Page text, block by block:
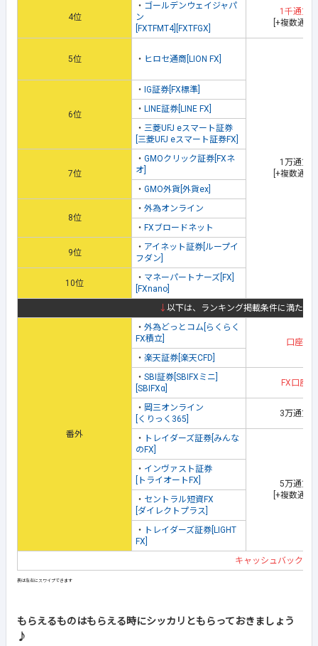
4位
・ ゴールデンウェイジャパ
ン
[FXTFMT4][FXTFGX]
1千通貨
[+複数通貨
5位 ・ ヒロセ通商[LION FX]
1万通貨
[+複数通貨
6位
・ IG証券[FX標準]
・ LINE証券[LINE FX]
・ 三菱UFJ eスマート証券
[三菱UFJ eスマート証券FX]
7位
・ GMOクリック証券[FXネ
オ]
・ GMO外貨[外貨ex]
8位
・ 外為オンライン
・ FXブロードネット
9位
・ アイネット証券[ループイ
フダン]
10位
・ マネーパートナーズ[FX]
[FXnano]
↓ 以下は、ランキング掲載条件に満たな
番外
・ 外為どっとコム[らくらく
FX積立]
口座開
・ 楽天証券[楽天CFD]
・ SBI証券[SBIFXミニ]
[SBIFXα]
FX口座
・ 岡三オンライン
[くりっく365]
3万通貨
・
トレイダーズ証券[みんな
のFX]
5万通貨
[+複数通貨
・ インヴァスト証券
[トライオートFX]
・ セントラル短資FX
[ダイレクトプラス]
・
トレイダーズ証券[LIGHT
FX]
キャッシュバック企
もらえるものはもらえる時にシッカリともらっておきましょう
♪